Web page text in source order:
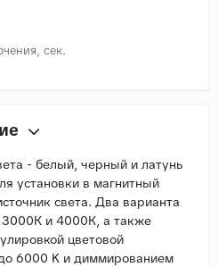
сек.
- белый, черный и латунь
установки в магнитный
света. Два варианта
и 4000К, а также
цветовой
6000 K и диммированием